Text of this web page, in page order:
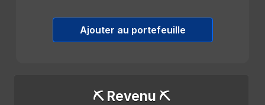
Ajouter au portefeuille
⛏️ Revenu ⛏️